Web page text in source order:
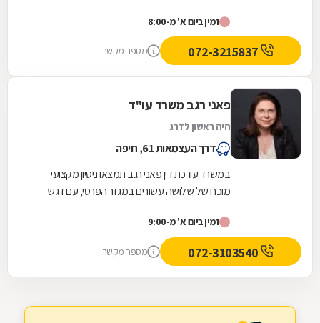
זמין ביום א' מ-8:00
מספר מקשר
פאני רגב משרד עו"ד
היה ראשון לדרג
דרך העצמאות 61, חיפה
במשרד עורכת דין פאני רגב תמצאו ניסיון מקצועי
מוכח של שלושה עשורים במגזר הפרטי, עם דגש
זמין ביום א' מ-9:00
מספר מקשר